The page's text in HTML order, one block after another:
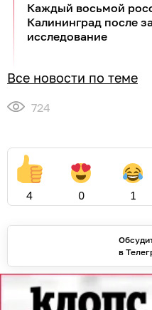
Каждый восьмой
Калининград после
исследование
Все новости по теме
724
4 0 1
в